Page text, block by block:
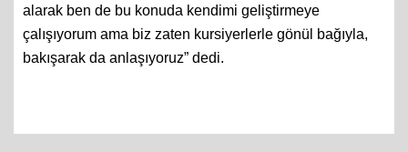
sorguluyorum. İşaret dili tercümanlarımızdan destek
alarak ben de bu konuda kendimi geliştirmeye
çalışıyorum ama biz zaten kursiyerlerle gönül bağıyla,